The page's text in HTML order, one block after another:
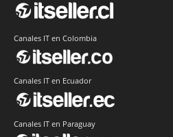
Canales IT en Colombia
Canales IT en Ecuador
Canales IT en Paraguay